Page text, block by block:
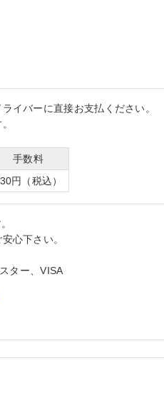
イバーに直接お支払ください。
手数料
円（税込）
心下さい。
ター、VISA